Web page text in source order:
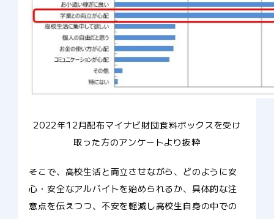
2022年12月配布マイナビ財団食料ボックスを受け
取った方のアンケートより抜粋
そこで、高校生活と両立させながら、どのように安
心・安全なアルバイトを始められるか、具体的な注
意点を伝えつつ、不安を軽減し高校生自身の中での